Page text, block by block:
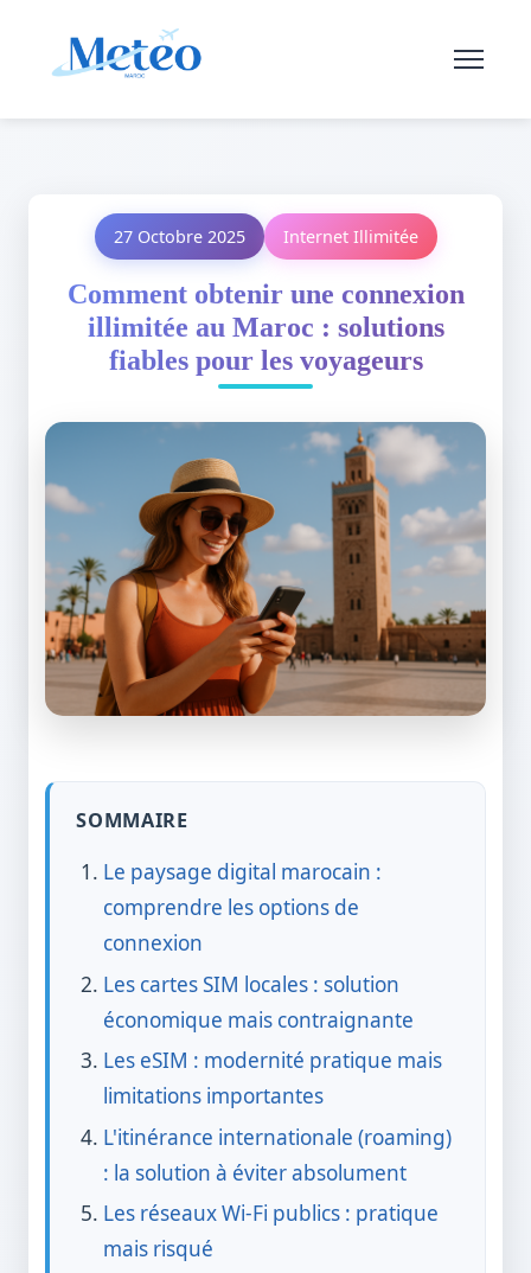
27 Octobre 2025 Internet Illimitée
Comment obtenir une connexion
illimitée au Maroc : solutions
fiables pour les voyageurs
SOMMAIRE
Le paysage digital marocain :
comprendre les options de
connexion
Les cartes SIM locales : solution
économique mais contraignante
Les eSIM : modernité pratique mais
limitations importantes
L'itinérance internationale (roaming)
: la solution à éviter absolument
Les réseaux Wi-Fi publics : pratique
mais risqué